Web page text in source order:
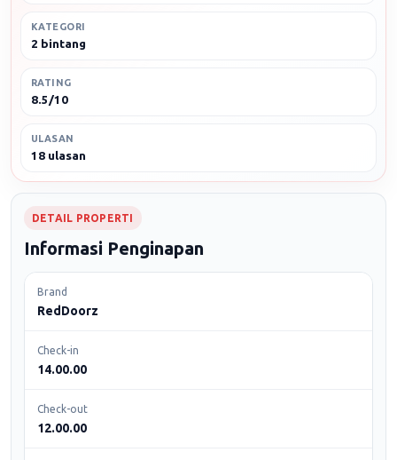
KATEGORI
2 bintang
RATING
8.5/10
ULASAN
18 ulasan
DETAIL PROPERTI
Informasi Penginapan
Brand
RedDoorz
Check-in
14.00.00
Check-out
12.00.00